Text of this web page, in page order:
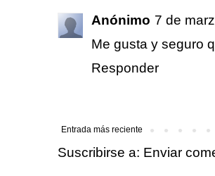
Anónimo 7 de
Me gusta y seguro
Responder
Entrada más reciente
Suscribirse a: Enviar